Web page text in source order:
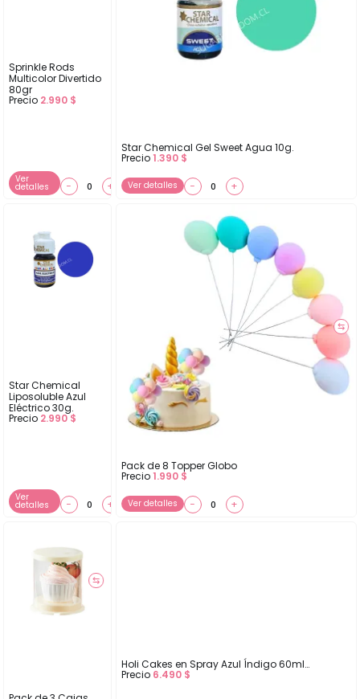
Sprinkle Rods
Multicolor Divertido
80gr
Precio 2.990 $
Ver
detalles − +
Star Chemical Gel Sweet Agua 10g.
Precio 1.390 $
Ver detalles − +
Star Chemical
Liposoluble Azul
Eléctrico 30g.
Precio 2.990$
Ver
detalles − +
⇆
Pack de 8 Topper Globo
Precio 1.990 $
Ver detalles − +
⇆
Holi Cakes en Spray Azul Índigo 60ml…
Precio 6.490 $